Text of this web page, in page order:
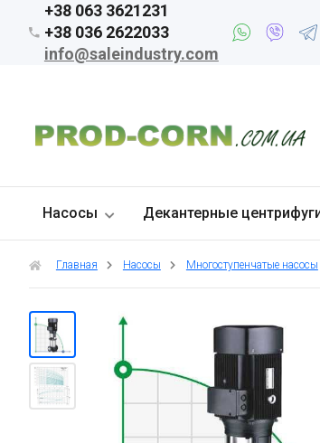
+38 063 3621231
+38 036 2622033
info@saleindustry.com
Насосы Декантерные
Главная Насосы Многоступенчатые насосы